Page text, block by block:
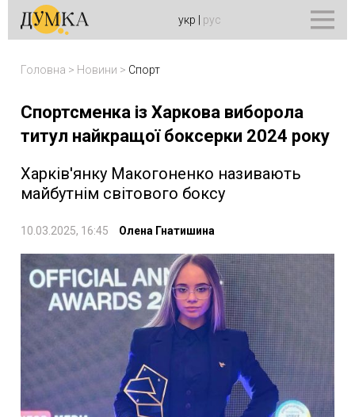
укр рус
Головна > Новини > Спорт
Спортсменка із Харкова виборола
титул найкращої боксерки 2024 року
Харків'янку Макогоненко називають
майбутнім світового боксу
10.03.2025, 16:45 Олена Гнатишина